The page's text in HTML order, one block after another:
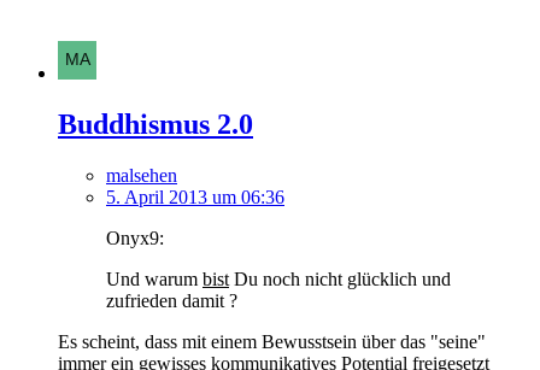
Buddhismus 2.0
malsehen
5. April 2013 um 06:36
Onyx9:
Und warum bist Du noch nicht glücklich und
zufrieden damit ?
Es scheint, dass mit einem Bewusstsein über das "seine"
immer ein gewisses kommunikatives Potential freigesetzt